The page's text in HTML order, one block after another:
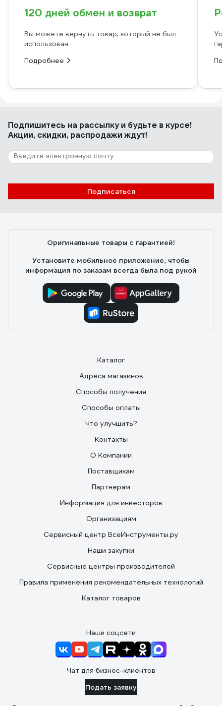
120 дней обмен и возврат
Вы можете вернуть товар, который не был
использован
Подробнее
Подпишитесь на рассылкуи будьте в курсе!
Акции, скидки, распродажи ждут!
Подписаться
Оригинальные товары с гарантией!
Установите мобильное приложение, чтобы
информация по заказам всегда была под рукой
Каталог
Адреса магазинов
Способы получения
Способы оплаты
Что улучшить?
Контакты
О Компании
Поставщикам
Партнерам
Информация для инвесторов
Организациям
Сервисный центр ВсеИнструменты.ру
Наши закупки
Сервисные центры производителей
Правила применения рекомендательных технологий
Каталог товаров
Наши соцсети
Чат для бизнес-клиентов
Подать заявку